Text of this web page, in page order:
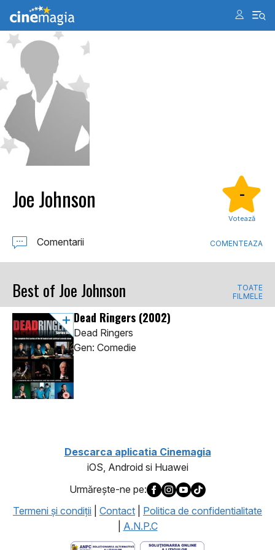
Joe Johnson -
Votează
Comentarii COMENTEAZA
Best of Joe Johnson
TOATE
FILMELE
Dead Ringers (2002)
Dead Ringers
Gen: Comedie
Descarca aplicatia Cinemagia
iOS, Android si Huawei
Urmăreşte-ne pe:
Termeni şi condiţii
Contact
Politica de confidentialitate
A.N.P.C